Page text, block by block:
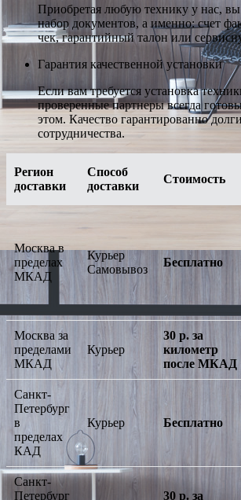
Приобретая любую технику у нас,
набор документов, а именно: счет
чек, гарантийный талон или
Гарантия качественной установки
Если вам требуется установка
проверенные партнеры всегда
этом. Качество гарантированно
сотрудничества.
Регион
доставки
Способ
доставки
Стоимость
Москва в
пределах
МКАД
Курьер
Самовывоз
Бесплатно
Москва за
пределами
МКАД
Курьер
30 р. за
километр
после МКАД
Санкт-
Петербург
в
пределах
КАД
Курьер Бесплатно
Санкт-
Петербург
30 р. за